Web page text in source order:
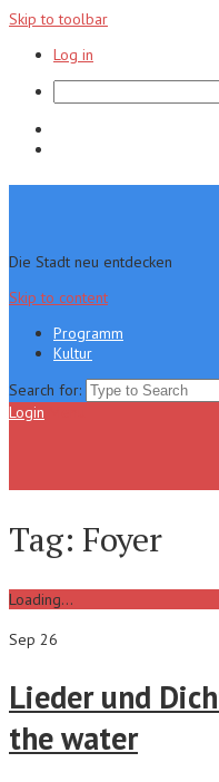
Skip to toolbar
Log in
Die Stadt neu entdecken
Skip to content
Programm
Kultur
Search for:
Login
Tag: Foyer
Loading...
Sep 26
Lieder und
the water